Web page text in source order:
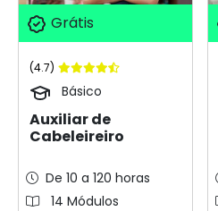
Grátis
(4.7)
Básico
Auxiliar de
Cabeleireiro
De 10 a 120 horas
14 Módulos